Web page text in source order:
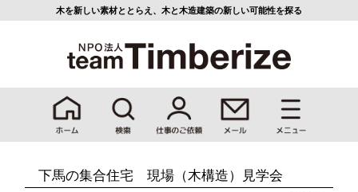
木を新しい素材ととらえ、 木と木造建築の新しい可能性を探る
下馬の集合住宅 現場（木構造）見学会